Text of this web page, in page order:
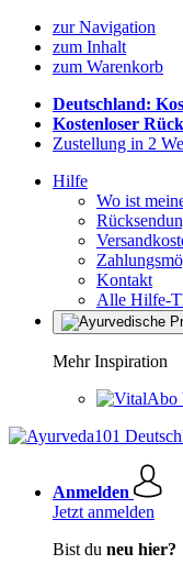
zur Navigation
zum Inhalt
zum Warenkorb
Deutschland:
Kostenloser
Zustellung in 2
Hilfe
Wo ist
Kontakt
Alle Hilfe-
Mehr Inspiration
Anmelden
Jetzt anmelden
Bist du neu hier?